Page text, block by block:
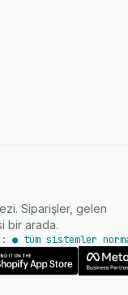
Siparişler, gelen
bir arada.
● tüm sistemler